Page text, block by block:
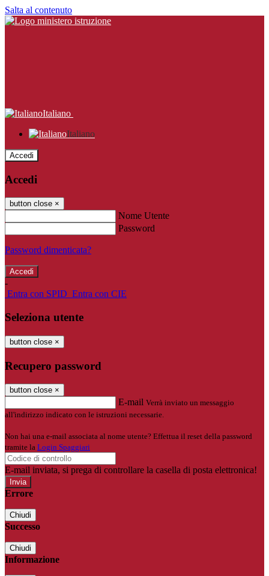
Salta al contenuto
Italiano
Italiano
Accedi
Accedi
button close ×
Nome Utente
Password
Password dimenticata?
-
Entra con SPID Entra con CIE
Seleziona utente
button close ×
Recupero password
button close ×
E-mail Verrà inviato un messaggio
all'indirizzo indicato con le istruzioni necessarie.
Non hai una e-mail associata al nome utente? Effettua il reset della password
tramite la Login Spaggiari
E-mail inviata, si prega di controllare la casella di posta elettronica!
Errore
Chiudi
Successo
Chiudi
Informazione